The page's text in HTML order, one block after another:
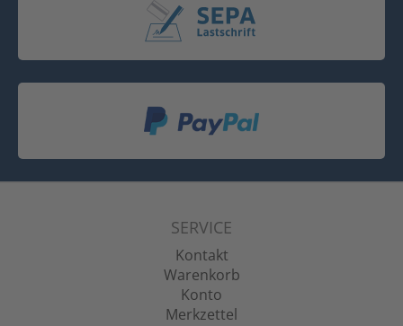
SERVICE
Kontakt
Warenkorb
Konto
Merkzettel